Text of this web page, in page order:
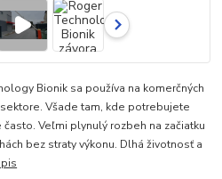
Bionik sa používa na komerčných
Všade tam, kde potrebujete
Veľmi plynulý rozbeh na začiatku
bez straty výkonu. Dlhá životnosť a